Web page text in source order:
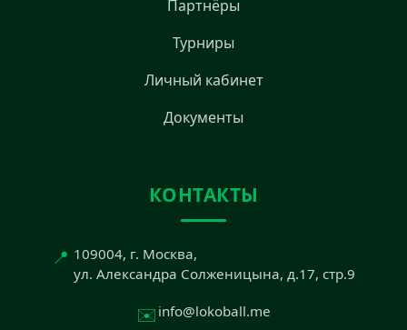
Партнёры
Турниры
Личный кабинет
Документы
КОНТАКТЫ
📍 109004, г. Москва,
ул. Александра Солженицына, д.17, стр.9
✉️ info@lokoball.me